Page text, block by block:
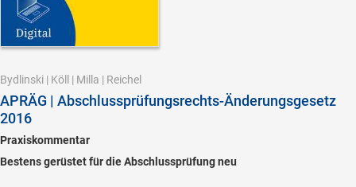
Bydlinski | Köll | Milla | Reichel
APRÄG | Abschlussprüfungsrechts-Änderungsgesetz
2016
Praxiskommentar
Bestens gerüstet für die Abschlussprüfung neu